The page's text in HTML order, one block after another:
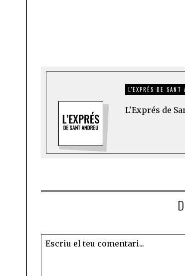
L'EXPRÉS DE SANT
L'Exprés de